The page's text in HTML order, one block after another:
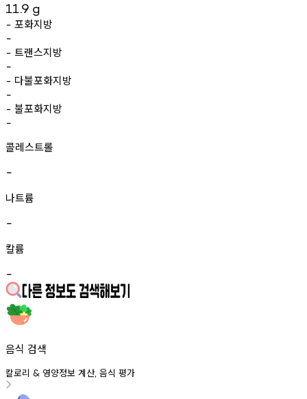
11.9 g
- 포화지방
-
- 트랜스지방
-
- 다불포화지방
-
- 불포화지방
-
콜레스트롤
-
나트륨
-
칼륨
-
음식 검색
칼로리 & 영양정보 계산, 음식 평가